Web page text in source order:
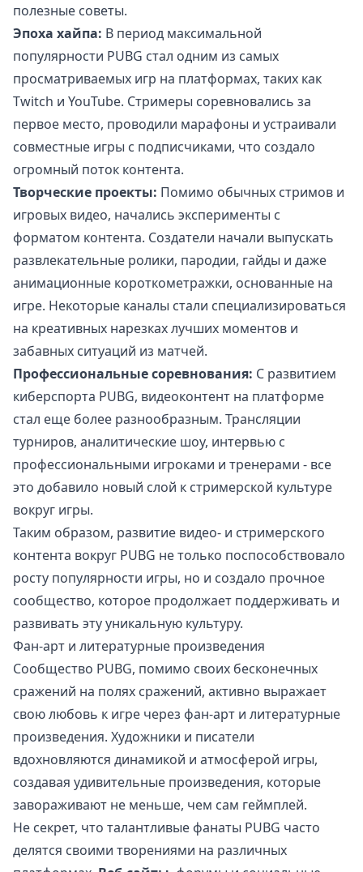
полезные советы.
Эпоха хайпа: В период максимальной
популярности PUBG стал одним из самых
просматриваемых игр на платформах, таких как
Twitch и YouTube. Стримеры соревновались за
первое место, проводили марафоны и устраивали
совместные игры с подписчиками, что создало
огромный поток контента.
Творческие проекты: Помимо обычных стримов и
игровых видео, начались эксперименты с
форматом контента. Создатели начали выпускать
развлекательные ролики, пародии, гайды и даже
анимационные короткометражки, основанные на
игре. Некоторые каналы стали специализироваться
на креативных нарезках лучших моментов и
забавных ситуаций из матчей.
Профессиональные соревнования: С развитием
киберспорта PUBG, видеоконтент на платформе
стал еще более разнообразным. Трансляции
турниров, аналитические шоу, интервью с
профессиональными игроками и тренерами - все
это добавило новый слой к стримерской культуре
вокруг игры.
Таким образом, развитие видео- и стримерского
контента вокруг PUBG не только поспособствовало
росту популярности игры, но и создало прочное
сообщество, которое продолжает поддерживать и
развивать эту уникальную культуру.
Фан-арт и литературные произведения
Сообщество PUBG, помимо своих бесконечных
сражений на полях сражений, активно выражает
свою любовь к игре через фан-арт и литературные
произведения. Художники и писатели
вдохновляются динамикой и атмосферой игры,
создавая удивительные произведения, которые
завораживают не меньше, чем сам геймплей.
Не секрет, что талантливые фанаты PUBG часто
делятся своими творениями на различных